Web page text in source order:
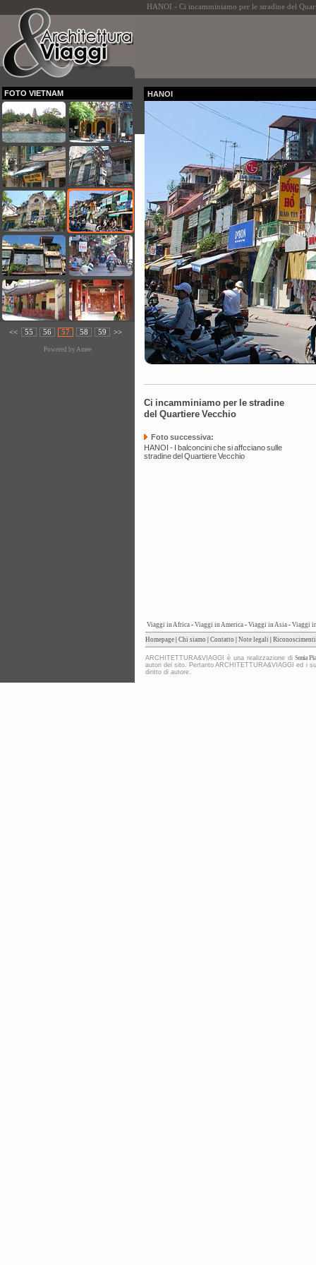
HANOI - Ci incamminiamo per le stradine del
FOTO VIETNAM
<< 55 56 57 58 59 >>
Powered by Amee
HANOI
Ci incamminiamo per le stradine
del Quartiere Vecchio
Foto successiva:
HANOI - I balconcini che si affcciano sulle
stradine del Quartiere Vecchio
Viaggi in Africa - Viaggi in America - Viaggi in Asia - Viaggi
Homepage Chi siamo Contatto Note legali Riconoscimenti
ARCHITETTURA&VIAGGI è una realizzazione diSonia
autori del sito. Pertanto ARCHITETTURA&VIAGGI ed i
diritto di autore.